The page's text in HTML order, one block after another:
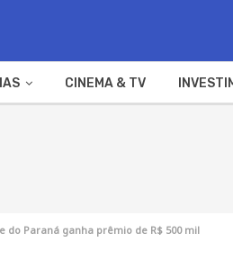
CINEMA & TV
do Paraná ganha prêmio de R$ 500 mil